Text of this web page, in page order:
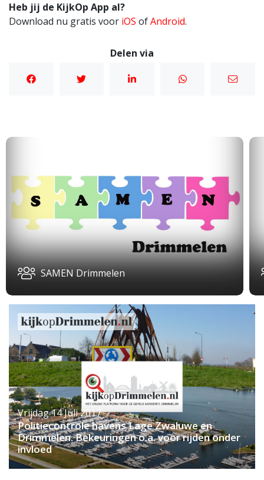
Heb jij de KijkOp App al?
Download nu gratis voor iOS ofAndroid.
Delen via
SAMEN Drimmelen
Vrijdag 14 Juli 2017
Politiecontrole havens Lage Zwaluwe en
Drimmelen. Bekeuringen o.a. voor rijden onder
invloed